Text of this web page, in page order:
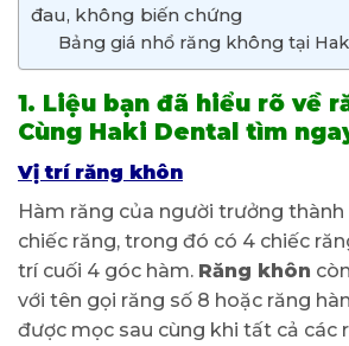
đau, không biến chứng
Bảng giá nhổ răng không tại
1. Liệu bạn đã hiểu rõ về
Cùng Haki Dental tìm
Vị trí răng khôn
Hàm răng của người trưởng
chiếc răng, trong đó có 4 chiếc
trí cuối 4 góc hàm. Răng khôn
với tên gọi răng số 8 hoặc răng
được mọc sau cùng khi tất cả các